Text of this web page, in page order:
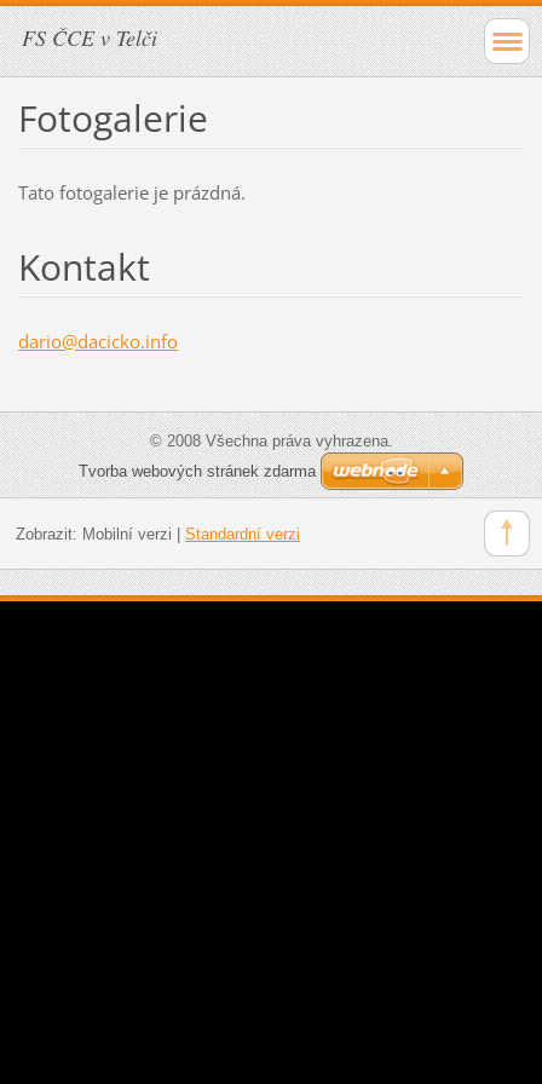
FS ČCE v Telči
Fotogalerie
Tato fotogalerie je prázdná.
Kontakt
dario@dacicko.info
© 2008 Všechna práva vyhrazena.
Tvorba webových stránek zdarma
Zobrazit: Mobilní verzi Standardní verzi